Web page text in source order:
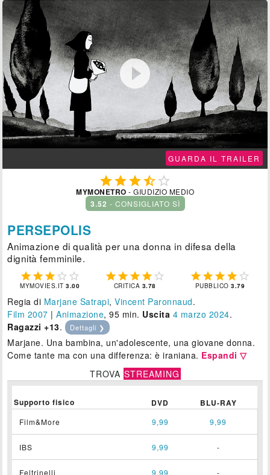

GUARDA IL TRAILER
 
MYMONETRO - GIUDIZIO MEDIO
3.52 - CONSIGLIATO SÌ
PERSEPOLIS
Animazione di qualità per una donna in difesa della
dignità femminile.
    
MYMOVIES.IT3.00
    
CRITICA 3.78
    
PUBBLICO3.79
Regia di Marjane Satrapi,Vincent Paronnaud.
Film 2007 |Animazione, 95 min. Uscita 4 marzo 2024.
Ragazzi +13. Dettagli ❯
Marjane. Una bambina, un'adolescente, una giovane donna.
Come tante ma con una differenza: è iraniana. Espandi ▽
TROVA STREAMING
Supporto fisico DVD BLU-RAY
Film&More 9,99 9,99
IBS 9,99 -
Feltrinelli 9,99 -